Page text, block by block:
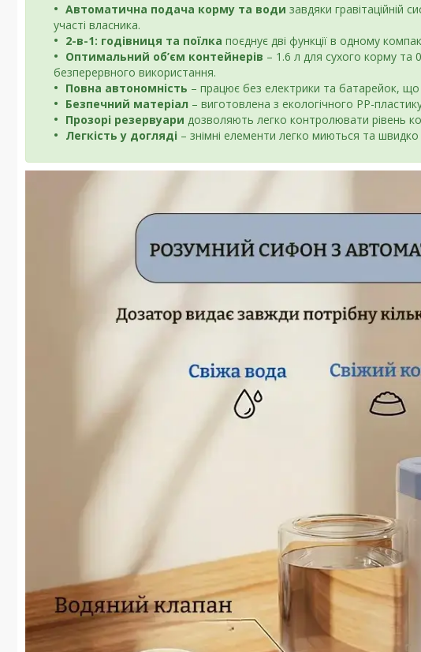
Автоматична подача корму та води завдяки гравітаційній
участі власника.
2-в-1: годівниця та поїлка поєднує дві функції в одному
Оптимальний об’єм контейнерів – 1.6 л для сухого корму та
безперервного використання.
Повна автономність – працює без електрики та батарейок,
Безпечний матеріал – виготовлена з екологічного PP-
Прозорі резервуари дозволяють легко контролювати рівень
Легкість у догляді – знімні елементи легко миються та швидко